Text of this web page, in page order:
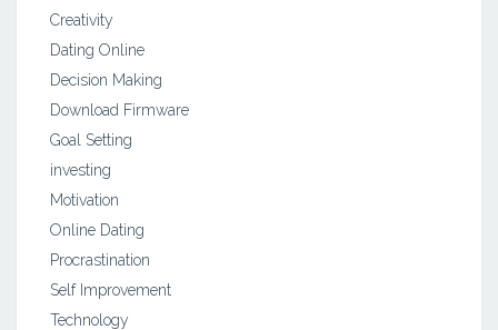
Creativity
Dating Online
Decision Making
Download Firmware
Goal Setting
investing
Motivation
Online Dating
Procrastination
Self Improvement
Technology